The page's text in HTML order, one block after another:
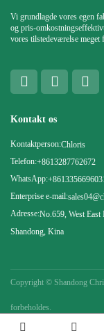
Vi grundlagde vores egen
og pris-
vores tilstedeværelse meget
Kontakt os
Kontaktperson:Chloris
Telefon:+8613287762672
WhatsApp:
Enterprise e-mail:
Adresse:No.659, West
Shandong, Kina
Copyright © Shandong
forbeholdes.